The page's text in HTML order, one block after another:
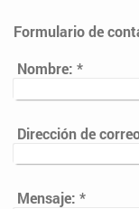
Formulario de
Nombre: *
Dirección de
Mensaje: *